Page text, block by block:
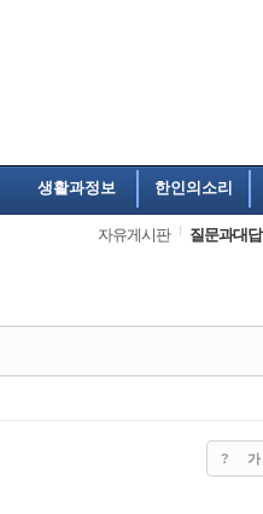
생활과정보 한인의소리
자유게시판 질문과대답
? 가